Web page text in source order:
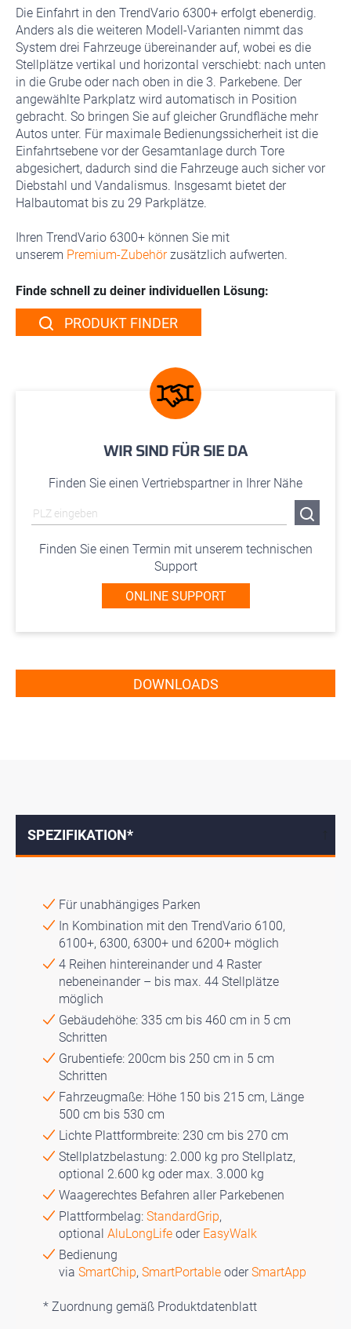
Die Einfahrt in den TrendVario 6300+ erfolgt ebenerdig.
Anders als die weiteren Modell-Varianten nimmt das
System drei Fahrzeuge übereinander auf, wobei es die
Stellplätze vertikal und horizontal verschiebt: nach unten
in die Grube oder nach oben in die 3. Parkebene. Der
angewählte Parkplatz wird automatisch in Position
gebracht. So bringen Sie auf gleicher Grundfläche mehr
Autos unter. Für maximale Bedienungssicherheit ist die
Einfahrtsebene vor der Gesamtanlage durch Tore
abgesichert, dadurch sind die Fahrzeuge auch sicher vor
Diebstahl und Vandalismus. Insgesamt bietet der
Halbautomat bis zu 29 Parkplätze.
Ihren TrendVario 6300+ können Sie mit
unserem Premium-Zubehörzusätzlich aufwerten.
Finde schnell zu deiner individuellen Lösung:
PRODUKT FINDER
WIR SIND FÜR SIE DA
Finden Sie einen Vertriebspartner in Ihrer Nähe
Finden Sie einen Termin mit unserem technischen
Support
ONLINE SUPPORT
DOWNLOADS
SPEZIFIKATION*
Für unabhängiges Parken
In Kombination mit den TrendVario 6100,
6100+, 6300, 6300+ und 6200+ möglich
4 Reihen hintereinander und 4 Raster
nebeneinander – bis max. 44 Stellplätze
möglich
Gebäudehöhe: 335 cm bis 460 cm in 5 cm
Schritten
Grubentiefe: 200cm bis 250 cm in 5 cm
Schritten
Fahrzeugmaße: Höhe 150 bis 215 cm, Länge
500 cm bis 530 cm
Lichte Plattformbreite: 230 cm bis 270 cm
Stellplatzbelastung: 2.000 kg pro Stellplatz,
optional 2.600 kg oder max. 3.000 kg
Waagerechtes Befahren aller Parkebenen
Plattformbelag: StandardGrip,
optional AluLongLife oder EasyWalk
Bedienung
via SmartChip, SmartPortable oderSmartApp
* Zuordnung gemäß Produktdatenblatt